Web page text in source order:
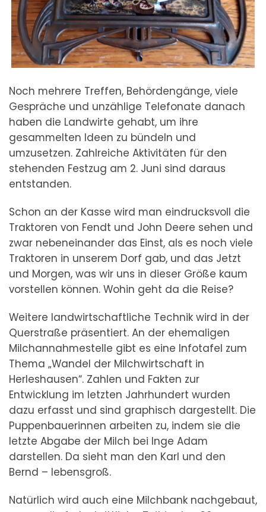
Noch mehrere Treffen, Behördengänge, viele
Gespräche und unzählige Telefonate danach
haben die Landwirte gehabt, um ihre
gesammelten Ideen zu bündeln und
umzusetzen. Zahlreiche Aktivitäten für den
stehenden Festzug am 2. Juni sind daraus
entstanden.
Schon an der Kasse wird man eindrucksvoll die
Traktoren von Fendt und John Deere sehen und
zwar nebeneinander das Einst, als es noch viele
Traktoren in unserem Dorf gab, und das Jetzt
und Morgen, was wir uns in dieser Größe kaum
vorstellen können. Wohin geht da die Reise?
Weitere landwirtschaftliche Technik wird in der
Querstraße präsentiert. An der ehemaligen
Milchannahmestelle gibt es eine Infotafel zum
Thema „Wandel der Milchwirtschaft in
Herleshausen“. Zahlen und Fakten zur
Entwicklung im letzten Jahrhundert wurden
dazu erfasst und sind graphisch dargestellt. Die
Puppenbauerinnen arbeiten zu, indem sie die
letzte Abgabe der Milch bei Inge Adam
darstellen. Da sieht man den Karl und den
Bernd – lebensgroß.
Natürlich wird auch eine Milchbank nachgebaut,